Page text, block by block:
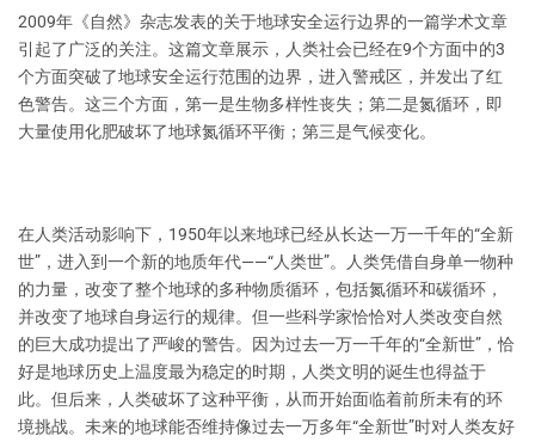
2009年《自然》杂志发表的关于地球安全运行边界的一篇学术文章
引起了广泛的关注。这篇文章展示，人类社会已经在9个方面中的3
个方面突破了地球安全运行范围的边界，进入警戒区，并发出了红
色警告。这三个方面，第一是生物多样性丧失；第二是氮循环，即
大量使用化肥破坏了地球氮循环平衡；第三是气候变化。
在人类活动影响下，1950年以来地球已经从长达一万一千年的“全新
世”，进入到一个新的地质年代——“人类世”。人类凭借自身单一物种
的力量，改变了整个地球的多种物质循环，包括氮循环和碳循环，
并改变了地球自身运行的规律。但一些科学家恰恰对人类改变自然
的巨大成功提出了严峻的警告。因为过去一万一千年的“全新世”，恰
好是地球历史上温度最为稳定的时期，人类文明的诞生也得益于
此。但后来，人类破坏了这种平衡，从而开始面临着前所未有的环
境挑战。未来的地球能否维持像过去一万多年“全新世”时对人类友好